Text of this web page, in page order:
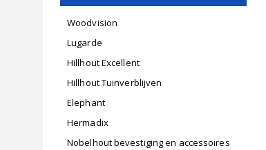
Woodvision
Lugarde
Hillhout Excellent
Hillhout Tuinverblijven
Elephant
Hermadix
Nobelhout bevestiging en accessoires